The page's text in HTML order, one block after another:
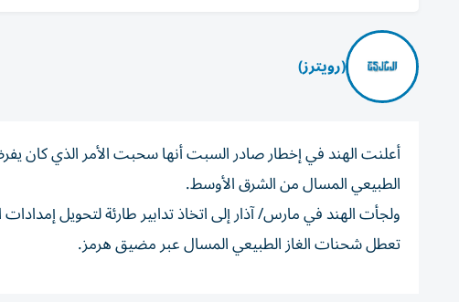
(رويترز)
أعلنت ‌الهند في إخطار ​صادر ⁠السبت ‌أنها سحبت ‌الأمر الذي كان
الطبيعي المسال ​من الشرق الأوسط.
ولجأت ‌الهند في مارس/ آذار ⁠إلى اتخاذ تدابير طارئة لتحويل
‌تعطل شحنات ⁠الغاز الطبيعي ‌المسال عبر مضيق هرمز.